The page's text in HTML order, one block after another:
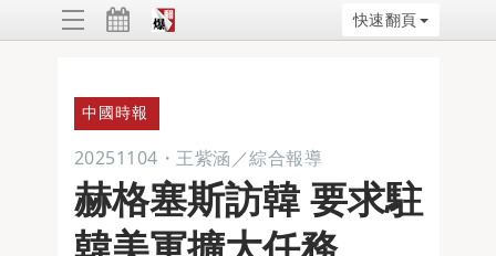
快速翻頁
中國時報
20251104 ・ 王紫涵／綜合報導
赫格塞斯訪韓 要求駐